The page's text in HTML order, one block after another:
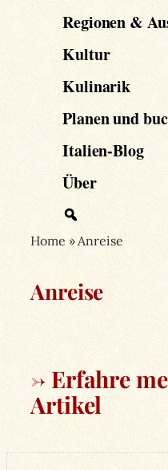
Regionen &
Kultur
Kulinarik
Planen und
Italien-Blog
Über
Home »Anreise
Anreise
→ Erfahre
Artikel